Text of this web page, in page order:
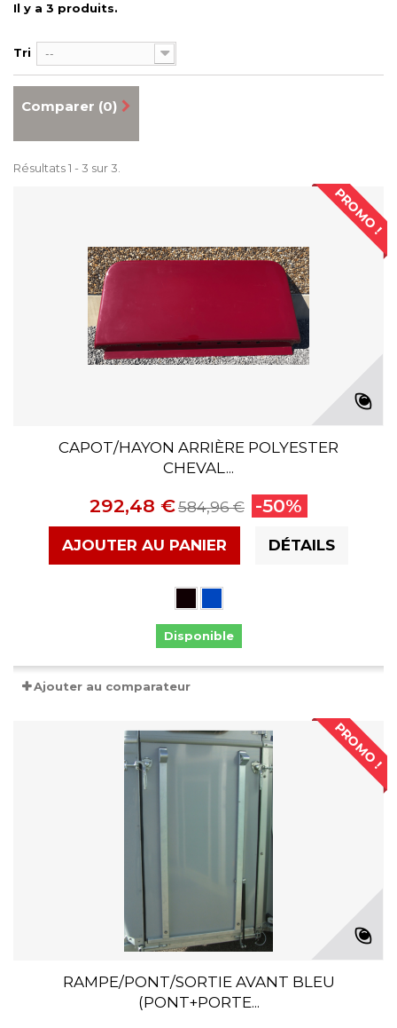
Il y a 3 produits.
Tri --
Comparer (0)
Résultats 1 - 3 sur 3.
PROMO !
CAPOT/HAYON ARRIÈRE POLYESTER
CHEVAL...
292,48 €584,96 € -50%
AJOUTER AU PANIER DÉTAILS
Disponible
Ajouter au comparateur
PROMO !
RAMPE/PONT/SORTIE AVANT BLEU
(PONT+PORTE...